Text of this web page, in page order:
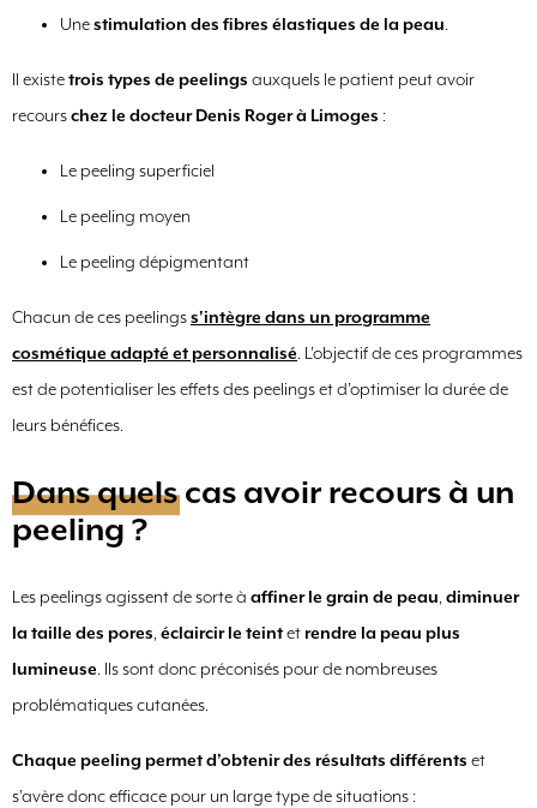
Unestimulation des fibres élastiques de la peau.
Il existetrois types de peelings auxquels le patient peut avoir
recourschez le docteur Denis Roger à Limoges :
Le peeling superficiel
Le peeling moyen
Le peeling dépigmentant
Chacun de ces peelingss'intègre dans un programme
cosmétique adapté et personnalisé. L’objectif de ces programmes
est de potentialiser les effets des peelings et d’optimiser la durée de
leurs bénéfices.
Dans quels cas avoir recours à un
peeling ?
Les peelings agissent de sorte à affiner le grain de peau,diminuer
la taille des pores,éclaircir le teintet rendre la peau plus
lumineuse. Ils sont donc préconisés pour de nombreuses
problématiques cutanées.
Chaque peeling permet d’obtenir des résultats différents et
s’avère donc efficace pour un large type de situations :